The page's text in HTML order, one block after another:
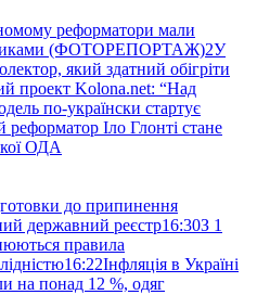
реформатори мали
(ФОТОРЕПОРТАЖ)2У
який здатний обігріти
проект Kolona.net: “Над
по-українски стартує
реформатор Іло Глонті стане
ОДА
до припинення
державний реєстр16:30З 1
правила
16:22Інфляція в Україні
на понад 12 %, одяг